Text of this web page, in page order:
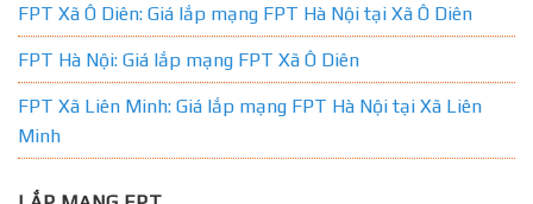
FPT Xã Ô Diên: Giá lắp mạng FPT Hà Nội tại Xã Ô Diên
FPT Hà Nội: Giá lắp mạng FPT Xã Ô Diên
FPT Xã Liên Minh: Giá lắp mạng FPT Hà Nội tại Xã Liên
Minh